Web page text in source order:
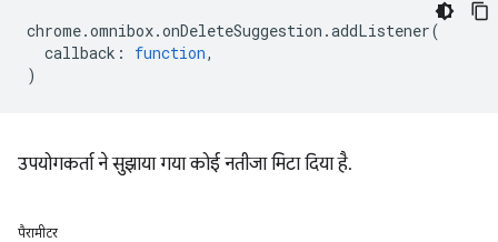
chrome.omnibox.onDeleteSuggestion .addListener(
callback : function,
)
उपयोगकर्ता ने सुझाया गया कोई नतीजा मिटा दिया है.
पैरामीटर